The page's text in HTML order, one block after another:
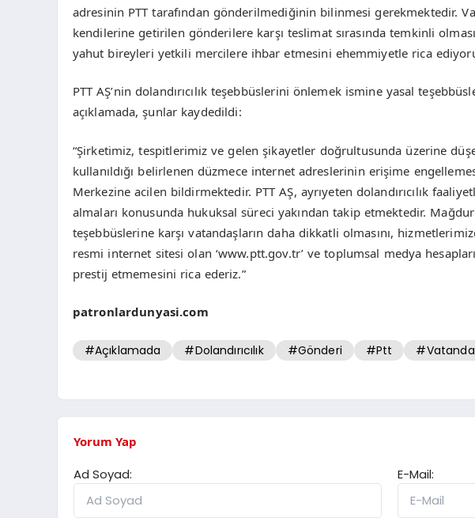
adresinin PTT tarafından gönderilmediğinin bilinmesi gerekmektedir.
kendilerine getirilen gönderilere karşı teslimat sırasında temkinli
yahut bireyleri yetkili mercilere ihbar etmesini ehemmiyetle rica
PTT AŞ’nin dolandırıcılık teşebbüslerini önlemek ismine yasal
açıklamada, şunlar kaydedildi:
“Şirketimiz, tespitlerimiz ve gelen şikayetler doğrultusunda üzerine
kullanıldığı belirlenen düzmece internet adreslerinin erişime
Merkezine acilen bildirmektedir. PTT AŞ, ayrıyeten dolandırıcılık
almaları konusunda hukuksal süreci yakından takip etmektedir.
teşebbüslerine karşı vatandaşların daha dikkatli olmasını,
resmi internet sitesi olan ‘www.ptt.gov.tr’ ve toplumsal medya
prestij etmemesini rica ederiz.”
patronlardunyasi.com
#Açıklamada #Dolandırıcılık #Gönderi #Ptt
Yorum Yap
Ad Soyad: E-Mail: